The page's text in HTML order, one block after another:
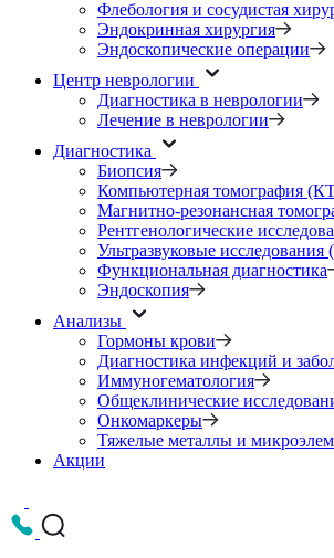
Флебология и сосудистая
Эндокринная хирургия
Эндоскопические операции
Центр неврологии
Диагностика в неврологии
Лечение в неврологии
Диагностика
Биопсия
Компьютерная томография
Магнитно-резонансная
Рентгенологические
Ультразвуковые
Функциональная диагностика
Эндоскопия
Анализы
Гормоны крови
Диагностика инфекций и
Иммуногематология
Общеклинические
Онкомаркеры
Тяжелые металлы и
Акции